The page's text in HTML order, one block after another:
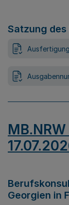
Satzung
Georgien in